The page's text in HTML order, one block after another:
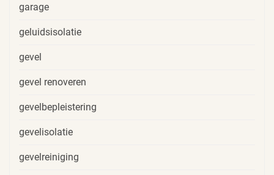
garage
geluidsisolatie
gevel
gevel renoveren
gevelbepleistering
gevelisolatie
gevelreiniging